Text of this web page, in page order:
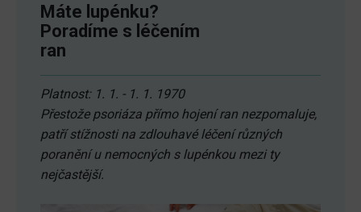
Máte lupénku?
Poradíme s léčením
ran
Platnost: 1. 1. - 1. 1. 1970
Přestože psoriáza přímo hojení ran nezpomaluje,
patří stížnosti na zdlouhavé léčení různých
poranění u nemocných s lupénkou mezi ty
nejčastější.